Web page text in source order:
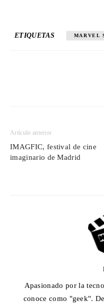
ETIQUETAS MARVEL
Artículo anterior
IMAGFIC, festival de cine
imaginario de Madrid
Apasionado por la
conoce como "geek".